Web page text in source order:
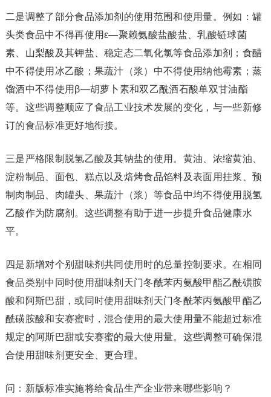
二是调整了部分食品添加剂的使用范围和使用量。例如：罐
头类食品中不得再使用ε—聚赖氨酸盐酸盐、乳酸链球菌
素、山梨酸及其钾盐、稳定态二氧化氯等食品添加剂；食醋
中不得使用冰乙酸；果蔬汁（浆）中不得使用纳他霉素；蒸
馏酒中不得使用β—胡萝卜素和双乙酰酒石酸单双甘油酯
等。这些调整顺应了食品工业技术发展的变化，与一些新修
订的食品标准更好地衔接。
三是严格限制脱氢乙酸及其钠盐的使用。黄油、浓缩黄油、
淀粉制品、面包、糕点以及焙烤食品馅料及表面用挂浆、预
制肉制品、肉罐头、果蔬汁（浆）等食品中均不得使用脱氢
乙酸作为防腐剂。这些调整有助于进一步提升食品健康水
平。
四是新增对个别甜味剂共同使用时的总量控制要求。在相同
食品类别中同时使用甜味剂天门冬酰苯丙氨酸甲酯乙酰磺胺
酸和阿斯巴甜，或同时使用甜味剂天门冬酰苯丙氨酸甲酯乙
酰磺胺酸和安赛蜜时，混合使用的最大使用量不能超过标准
规定的阿斯巴甜或安赛蜜的最大使用量。这些调整可确保混
合使用甜味剂更安全、更合理。
问：新版标准实施将给食品生产企业带来哪些影响？